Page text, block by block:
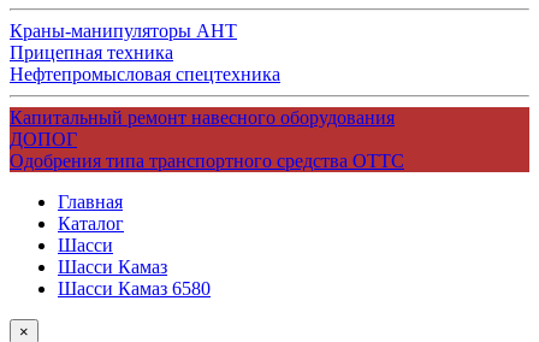
Краны-манипуляторы АНТ
Прицепная техника
Нефтепромысловая спецтехника
Капитальный ремонт навесного оборудования
ДОПОГ
Одобрения типа транспортного средства ОТТС
Главная
Каталог
Шасси
Шасси Камаз
Шасси Камаз 6580
×